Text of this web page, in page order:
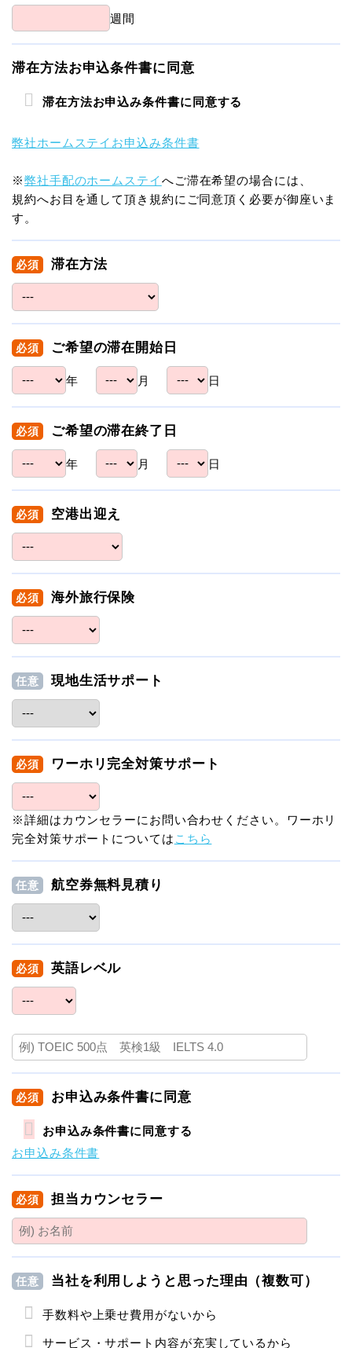
週間
滞在方法お申込条件書に同意
滞在方法お申込み条件書に同意する
弊社ホームステイお申込み条件書
※弊社手配のホームステイへご滞在希望の場合には、
規約へお目を通して頂き規約にご同意頂く必要が御座いま
す。
必須 滞在方法
必須 ご希望の滞在開始日
年 月 日
必須 ご希望の滞在終了日
年 月 日
必須 空港出迎え
必須 海外旅行保険
任意 現地生活サポート
必須 ワーホリ完全対策サポート
※詳細はカウンセラーにお問い合わせください。ワーホリ
完全対策サポートについては こちら
任意 航空券無料見積り
必須 英語レベル
必須 お申込み条件書に同意
お申込み条件書に同意する
お申込み条件書
必須 担当カウンセラー
任意 当社を利用しようと思った理由（複数可）
手数料や上乗せ費用がないから
サービス・サポート内容が充実しているから